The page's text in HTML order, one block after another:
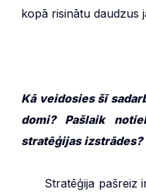
kopā risinātu daudzus
Kā veidosies šī
domi? Pašlaik
stratēģijas izstrādes?
Stratēģija pašreiz